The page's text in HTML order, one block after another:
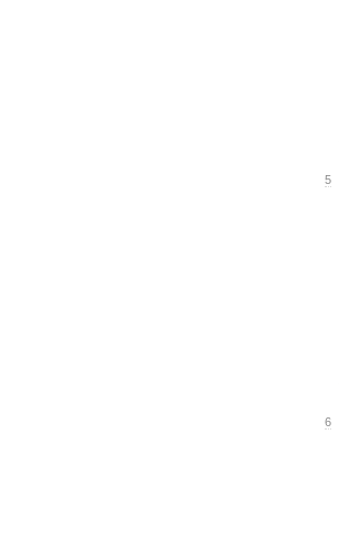
5
6